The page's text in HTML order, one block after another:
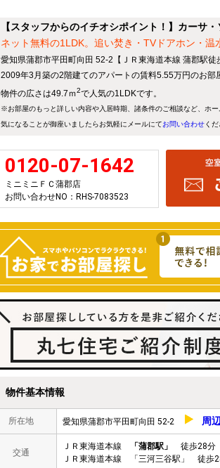
【スタッフからのイチオシポイント！】カーサ
ネット無料の1LDK。追い焚き・TVドアホン・温
愛知県蒲郡市平田町向田 52-2【ＪＲ東海道本線 蒲郡駅徒
2009年3月築の2階建てのアパートの賃料5.55万円のお部
物件の広さは49.7ｍ2で人気の1LDKです。
※お部屋のもっと詳しい内容や入居時期、諸条件のご相談など、ホ
気になることが御座いましたらお気軽にメールにてお問い合わせくだ
0120-07-1642
ミニミニＦＣ蒲郡店
お問い合わせNO：RHS-7083523
物件基本情報
所在地 愛知県蒲郡市平田町向田 52-2 周
交通
ＪＲ東海道本線 「蒲郡駅」
徒歩28分
ＪＲ東海道本線 「三河三谷駅」 徒歩